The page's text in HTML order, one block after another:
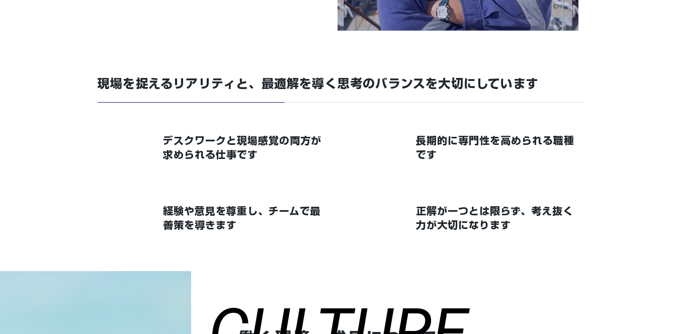
現場を捉えるリアリティと、最適解を導く思考のバランスを大切にしています
デスクワークと現場感覚の両方が
求められる仕事です
経験や意見を尊重し、チームで最
善策を導きます
長期的に専門性を高められる職種
です
正解が一つとは限らず、考え抜く
力が大切になります